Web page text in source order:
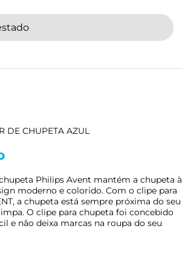
DE CHUPETA AZUL
Philips Avent mantém a chupeta à
moderno e colorido. Com o clipe para
a chupeta está sempre próxima do seu
O clipe para chupeta foi concebido
e não deixa marcas na roupa do seu